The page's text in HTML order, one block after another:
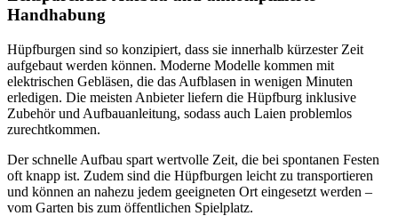
Handhabung
Hüpfburgen sind so konzipiert, dass sie innerhalb kürzester Zeit
aufgebaut werden können. Moderne Modelle kommen mit
elektrischen Gebläsen, die das Aufblasen in wenigen Minuten
erledigen. Die meisten Anbieter liefern die Hüpfburg inklusive
Zubehör und Aufbauanleitung, sodass auch Laien problemlos
zurechtkommen.
Der schnelle Aufbau spart wertvolle Zeit, die bei spontanen Festen
oft knapp ist. Zudem sind die Hüpfburgen leicht zu transportieren
und können an nahezu jedem geeigneten Ort eingesetzt werden –
vom Garten bis zum öffentlichen Spielplatz.